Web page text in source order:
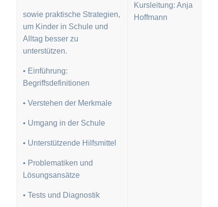
sowie praktische Strategien,
um Kinder in Schule und
Alltag besser zu
unterstützen.
• Einführung:
Begriffsdefinitionen
• Verstehen der Merkmale
• Umgang in der Schule
• Unterstützende Hilfsmittel
• Problematiken und
Lösungsansätze
• Tests und Diagnostik
Kursleitung: Anja
Hoffmann